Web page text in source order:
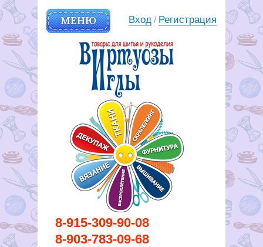
8-915-309-90-08
8-903-783-09-68
МЕНЮ
Вирутозы иглы. Товары для
шитья и рукоделья
Вход / Регистрация